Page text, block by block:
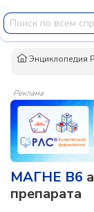
Энциклопедия
Реклама
МАГНЕ B6
препарата